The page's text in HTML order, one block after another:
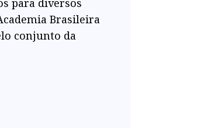
para diversos
Brasileira
conjunto da